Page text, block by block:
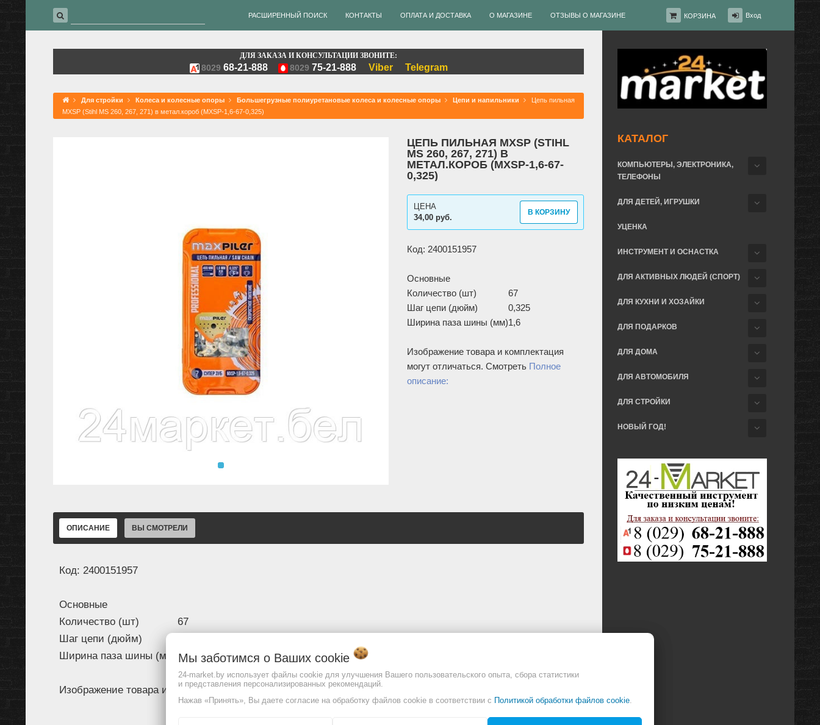
КОРЗИНА Вход
РАСШИРЕННЫЙ ПОИСК КОНТАКТЫ ОПЛАТА И ДОСТАВКА О МАГАЗИНЕ ОТЗЫВЫ О МАГАЗИНЕ
КАТАЛОГ
КОМПЬЮТЕРЫ, ЭЛЕКТРОНИКА,
ТЕЛЕФОНЫ
ДЛЯ ДЕТЕЙ, ИГРУШКИ
УЦЕНКА
ИНСТРУМЕНТ И ОСНАСТКА
ДЛЯ АКТИВНЫХ ЛЮДЕЙ (СПОРТ)
ДЛЯ КУХНИ И ХОЗАЙКИ
ДЛЯ ПОДАРКОВ
ДЛЯ ДОМА
ДЛЯ АВТОМОБИЛЯ
ДЛЯ СТРОЙКИ
НОВЫЙ ГОД!
ДЛЯ ЗАКАЗА И КОНСУЛЬТАЦИИ ЗВОНИТЕ:
8029 68-21-888 8029 75-21-888 Viber Telegram
Для стройки Колеса и колесные опоры Большегрузные полиуретановые колеса и колесные опоры Цепи и напильники
Цепь пильная
MXSP (Stihl MS 260, 267, 271) в метал.короб (MXSP-1,6-67-0,325)
ЦЕПЬ ПИЛЬНАЯ MXSP (STIHL
MS 260, 267, 271) В
МЕТАЛ.КОРОБ (MXSP-1,6-67-
0,325)
34,00 руб.
ЦЕНА
В КОРЗИНУ
Код: 2400151957
Основные
Количество (шт)
67
Шаг цепи (дюйм)
0,325
Ширина паза шины (мм)1,6
Изображение товара и комплектация
могут отличаться. Смотреть Полное
описание:
ОПИСАНИЕ ВЫ СМОТРЕЛИ
Код: 2400151957
Основные
Количество (шт)
67
Шаг цепи (дюйм)
Ширина паза шины (мм)
1,6
Изображение товара и комплектация могут отличаться. СмотретьПолное описание:
Мы заботимся о Ваших cookie
24-market.by использует файлы cookie для улучшения Вашего пользовательского опыта, сбора статистики
и представления персонализированных рекомендаций.
Нажав «Принять», Вы даете согласие на обработку файлов cookie в соответствии с Политикой обработки файлов cookie.